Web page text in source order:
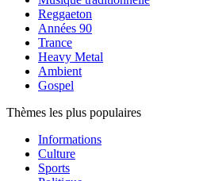
Reggaeton
Années 90
Trance
Heavy Metal
Ambient
Gospel
Thèmes les plus populaires
Informations
Culture
Sports